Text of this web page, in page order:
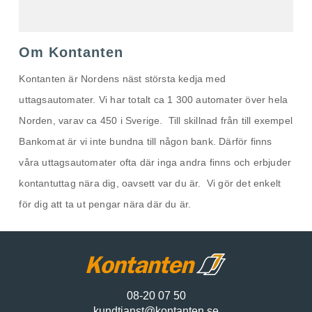
Om Kontanten
Kontanten är Nordens näst största kedja med
uttagsautomater. Vi har totalt ca 1 300 automater över hela
Norden, varav ca 450 i Sverige. Till skillnad från till exempel
Bankomat är vi inte bundna till någon bank. Därför finns
våra uttagsautomater ofta där inga andra finns och erbjuder
kontantuttag nära dig, oavsett var du är. Vi gör det enkelt
för dig att ta ut pengar nära där du är.
08-20 07 50